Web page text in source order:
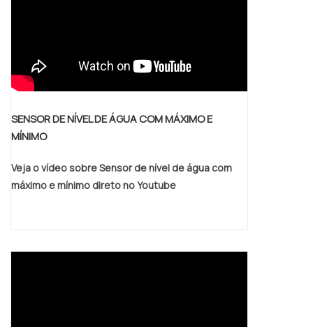
SENSOR DE NÍVEL DE ÁGUA COM MÁXIMO E
MÍNIMO
Veja o vídeo sobre Sensor de nível de água com
máximo e mínimo direto no Youtube